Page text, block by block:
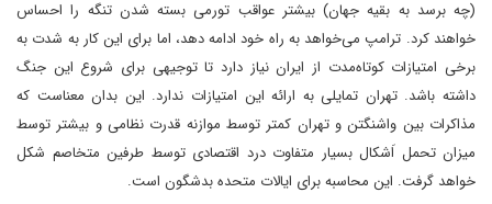
(چه برسد به بقیه جهان) بیشتر عواقب تورمی بسته شدن تنگه را احساس
خواهند کرد. ترامپ می‌خواهد به راه خود ادامه دهد، اما برای این کار به شدت به
برخی امتیازات کوتاه‌مدت از ایران نیاز دارد تا توجیهی برای شروع این جنگ
داشته باشد. تهران تمایلی به ارائه این امتیازات ندارد. این بدان معناست که
مذاکرات بین واشنگتن و تهران کمتر توسط موازنه قدرت نظامی و بیشتر توسط
میزان تحمل اَشکال بسیار متفاوت درد اقتصادی توسط طرفین متخاصم شکل
خواهد گرفت. این محاسبه برای ایالات متحده بدشگون است.